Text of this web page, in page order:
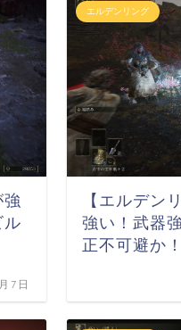
強
ル
7日
エルデンリング
【エルデン
強い！武器
正不可避か